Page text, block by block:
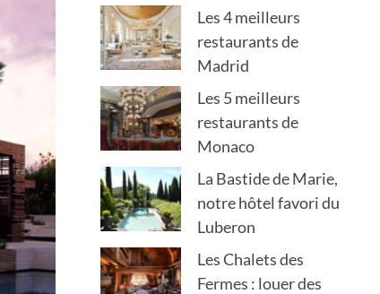
Les 4 meilleurs
restaurants de
Madrid
Les 5 meilleurs
restaurants de
Monaco
La Bastide de Marie,
notre hôtel favori du
Luberon
Les Chalets des
Fermes : louer des